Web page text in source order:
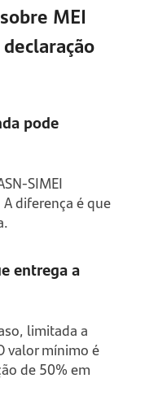
MEI
pode
SIMEI
diferença é que
entrega a
limitada a
valor mínimo é
de 50% em